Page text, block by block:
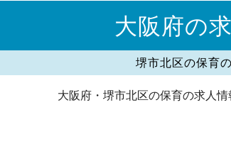
大阪府の
堺市北区の保育
大阪府・堺市北区の保育の求人情